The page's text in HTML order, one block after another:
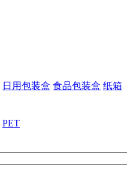
日用包装盒 食品包装盒 纸箱
PET